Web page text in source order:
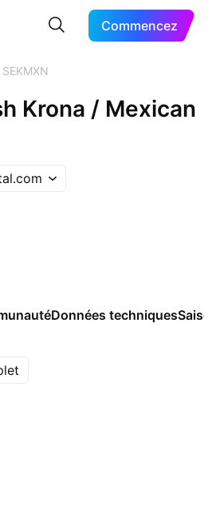
Commencez
SEKMXN
Krona / Mexican
Données techniques